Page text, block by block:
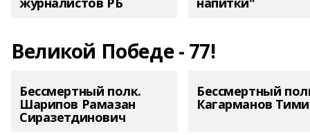
Великой Победе - 77!
Бессмертный полк.
Шарипов Рамазан
Сиразетдинович
Бессмертный
Кагарманов